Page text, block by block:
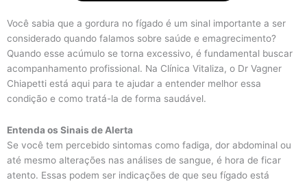
Você sabia que a gordura no fígado é um sinal importante a ser
considerado quando falamos sobre saúde e emagrecimento?
Quando esse acúmulo se torna excessivo, é fundamental buscar
acompanhamento profissional. Na Clínica Vitaliza, o Dr Vagner
Chiapetti está aqui para te ajudar a entender melhor essa
condição e como tratá-la de forma saudável.
Entenda os Sinais de Alerta
Se você tem percebido sintomas como fadiga, dor abdominal ou
até mesmo alterações nas análises de sangue, é hora de ficar
atento. Essas podem ser indicações de que seu fígado está